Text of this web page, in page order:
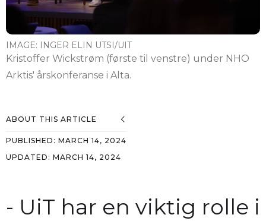
IMAGE: INGER ELIN UTSI/UIT
Kristoffer Wickstrøm (første til venstre) under NHO
Arktis' årskonferanse i Alta.
ABOUT THIS ARTICLE
PUBLISHED: MARCH 14, 2024
UPDATED: MARCH 14, 2024
- UiT har en viktig rolle i